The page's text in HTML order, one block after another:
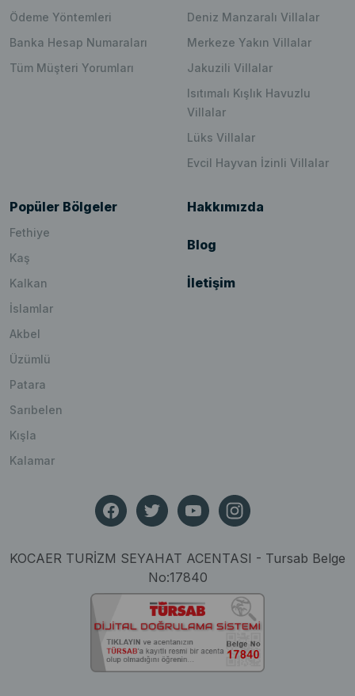
Ödeme Yöntemleri
Banka Hesap Numaraları
Tüm Müşteri Yorumları
Deniz Manzaralı Villalar
Merkeze Yakın Villalar
Jakuzili Villalar
Isıtımalı Kışlık Havuzlu
Villalar
Lüks Villalar
Evcil Hayvan İzinli Villalar
Popüler Bölgeler
Fethiye
Kaş
Kalkan
İslamlar
Akbel
Üzümlü
Patara
Sarıbelen
Kışla
Kalamar
Hakkımızda
Blog
İletişim
KOCAER TURİZM SEYAHAT ACENTASI - Tursab Belge
No:17840